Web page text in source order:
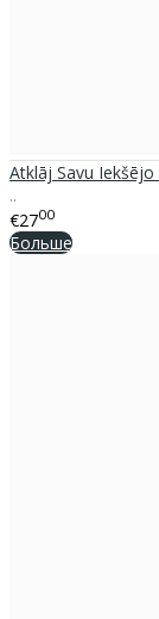
Atklāj Savu
..
€2700
Больше